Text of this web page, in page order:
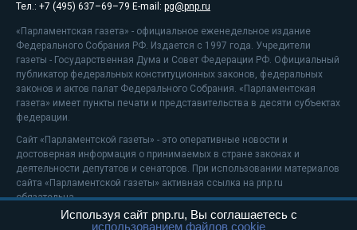
Тел.: +7 (495) 637–69–79 E-mail: pg@pnp.ru
«Парламентская газета» - официальное еженедельное издание
Федерального Собрания РФ. Издается с 1997 года. Учредители
газеты - Государственная Дума и Совет Федерации РФ. Официальный
публикатор федеральных конституционных законов, федеральных
законов и актов палат Федерального Собрания. «Парламентская
газета» имеет пункты печати и представительства в десяти субъектах
федерации.
Сайт «Парламентской газеты» - это оперативные новости и
достоверная информация о принимаемых в стране законах и
деятельности депутатов и сенаторов. При использовании материалов
сайта «Парламентской газеты» активная ссылка на pnp.ru
обязательна.
На информационном ресурсе применяютсярекомендательные
Используя сайт pnp.ru, Вы соглашаетесь с
использованием файлов cookie